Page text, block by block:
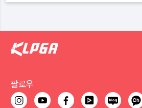
팔로우